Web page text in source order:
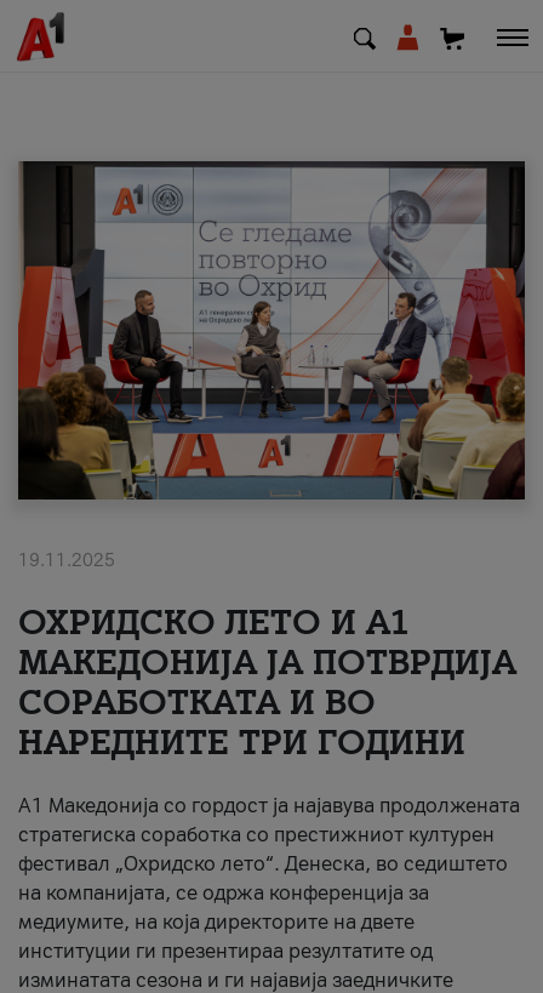
МК SQ
Приватни Деловни
Поддршка
Надополни кредит
#ПодобарОнлајн
19.11.2025
ОХРИДСКО ЛЕТО И A1
МАКЕДОНИЈА ЈА ПОТВРДИЈА
СОРАБОТКАТА И ВО
НАРЕДНИТЕ ТРИ ГОДИНИ
A1 Македонија со гордост ја најавува продолжената
стратегиска соработка со престижниот културен
фестивал „Охридско лето“. Денеска, во седиштето
на компанијата, се одржа конференција за
медиумите, на која директорите на двете
институции ги презентираа резултатите од
изминатата сезона и ги најавија заедничките